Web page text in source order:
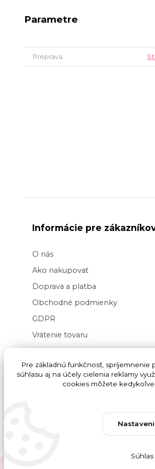
Parametre
Preprava
Informácie pre
O nás
Ako nakupovať
Doprava a platba
Obchodné podmienky
GDPR
Vrátenie tovaru
Veľkoobchod kvetov
Blog
Svadba na kľúč
Pre základnú funkčnosť, spríjemnenie
súhlasu aj na účely cielenia reklamy
cookies môžete